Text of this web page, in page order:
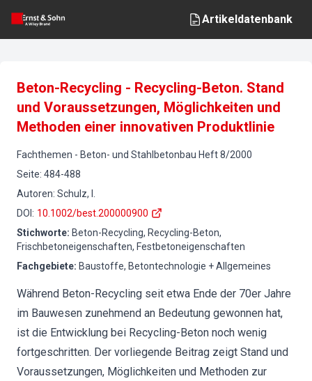
Artikeldatenbank
Beton-Recycling - Recycling-Beton. Stand
und Voraussetzungen, Möglichkeiten und
Methoden einer innovativen Produktlinie
Fachthemen - Beton- und Stahlbetonbau Heft8/2000
Seite: 484-488
Autoren: Schulz, I.
DOI : 10.1002/best.200000900
Stichworte: Beton-Recycling, Recycling-Beton,
Frischbetoneigenschaften, Festbetoneigenschaften
Fachgebiete: Baustoffe, Betontechnologie + Allgemeines
Während Beton-Recycling seit etwa Ende der 70er Jahre
im Bauwesen zunehmend an Bedeutung gewonnen hat,
ist die Entwicklung bei Recycling-Beton noch wenig
fortgeschritten. Der vorliegende Beitrag zeigt Stand und
Voraussetzungen, Möglichkeiten und Methoden zur